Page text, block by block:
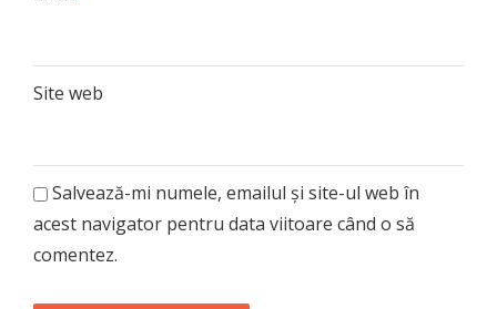
Site web
Salvează-mi numele, emailul și site-ul web în
acest navigator pentru data viitoare când o să
comentez.